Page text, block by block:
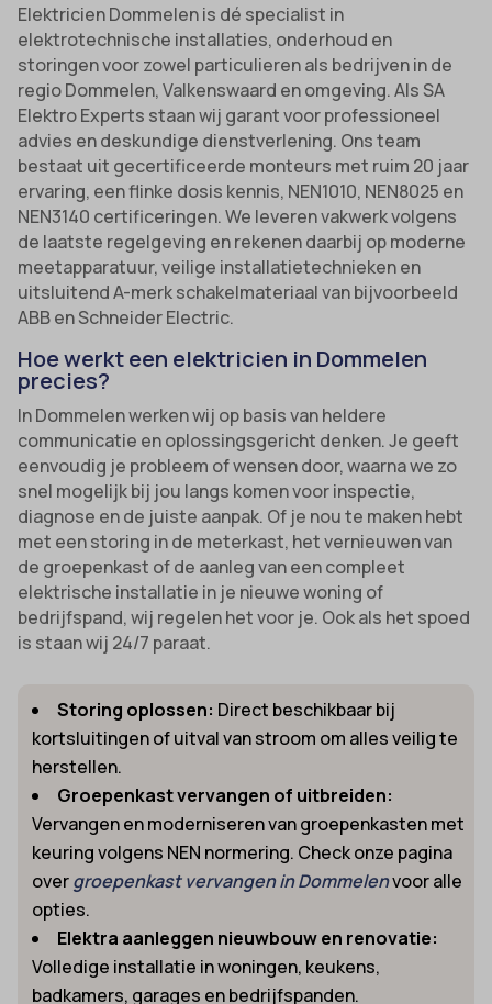
Elektricien Dommelen is dé specialist in
elektrotechnische installaties, onderhoud en
storingen voor zowel particulieren als bedrijven in de
regio Dommelen, Valkenswaard en omgeving. Als SA
Elektro Experts staan wij garant voor professioneel
advies en deskundige dienstverlening. Ons team
bestaat uit gecertificeerde monteurs met ruim 20 jaar
ervaring, een flinke dosis kennis, NEN1010, NEN8025 en
NEN3140 certificeringen. We leveren vakwerk volgens
de laatste regelgeving en rekenen daarbij op moderne
meetapparatuur, veilige installatietechnieken en
uitsluitend A-merk schakelmateriaal van bijvoorbeeld
ABB en Schneider Electric.
Hoe werkt een elektricien in Dommelen
precies?
In Dommelen werken wij op basis van heldere
communicatie en oplossingsgericht denken. Je geeft
eenvoudig je probleem of wensen door, waarna we zo
snel mogelijk bij jou langs komen voor inspectie,
diagnose en de juiste aanpak. Of je nou te maken hebt
met een storing in de meterkast, het vernieuwen van
de groepenkast of de aanleg van een compleet
elektrische installatie in je nieuwe woning of
bedrijfspand, wij regelen het voor je. Ook als het spoed
is staan wij 24/7 paraat.
Storing oplossen: Direct beschikbaar bij
kortsluitingen of uitval van stroom om alles veilig te
herstellen.
Groepenkast vervangen of uitbreiden:
Vervangen en moderniseren van groepenkasten met
keuring volgens NEN normering. Check onze pagina
overgroepenkast vervangen in Dommelenvoor alle
opties.
Elektra aanleggen nieuwbouw en renovatie:
Volledige installatie in woningen, keukens,
badkamers, garages en bedrijfspanden.